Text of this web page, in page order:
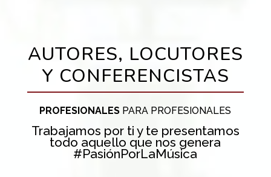
AUTORES, LOCUTORES
Y CONFERENCISTAS
PROFESIONALES PARA PROFESIONALES
Trabajamos por ti y te presentamos
todo aquello que nos genera
#PasiónPorLaMúsica